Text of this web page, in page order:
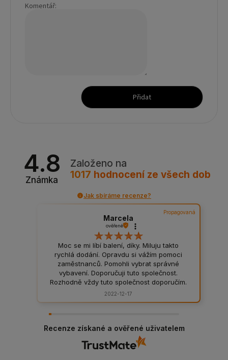
Komentář:
Přidat
4.8
Známka
Založeno na
1017 hodnocení ze všech dob
Jak sbíráme recenze?
Propagovaná
Marcela
ověřené
Moc se mi líbí balení, díky. Miluju takto
rychlá dodání. Opravdu si vážím pomoci
zaměstnanců. Pomohli vybrat správné
vybavení. Doporučuji tuto společnost.
Rozhodně vždy tuto společnost doporučím.
Pevná a bezpečná balení, rozhodně
doporučuji. Balíček mi byl doručen bez
2022-12-17
Recenze získané a ověřené uživatelem